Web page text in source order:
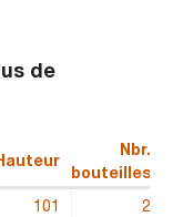
de
Nbr.
bouteilles
101 2